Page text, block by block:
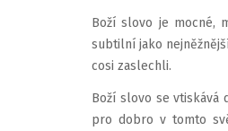
Boží slovo je mocné,
subtilní jako
cosi za­slechli.
Boží slovo se
pro dobro v tomto